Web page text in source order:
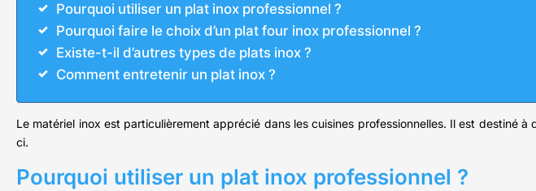
Pourquoi utiliser un plat inox professionnel ?
Pourquoi faire le choix d’un plat four inox professionnel ?
Existe-t-il d’autres types de plats inox ?
Comment entretenir un plat inox ?
Le matériel inox est particulièrement apprécié dans les cuisines professionnelles. Il est destiné
ci.
Pourquoi utiliser un plat inox professionnel ?